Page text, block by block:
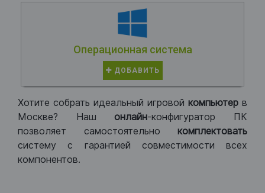
Операционная система
ДОБАВИТЬ
Хотите собрать идеальный игровой компьютер в
Москве? Нашонлайн-конфигуратор ПК
позволяет самостоятельно комплектовать
систему с гарантией совместимости всех
компонентов.